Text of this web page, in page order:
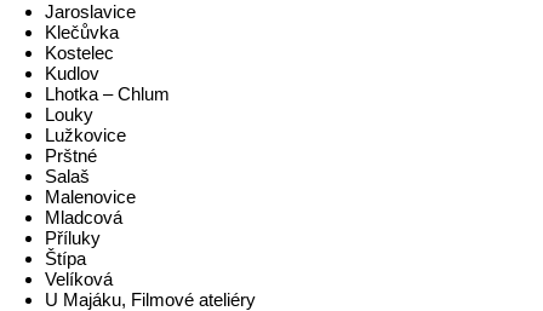
Jaroslavice
Klečůvka
Kostelec
Kudlov
Lhotka – Chlum
Louky
Lužkovice
Prštné
Salaš
Malenovice
Mladcová
Příluky
Štípa
Velíková
U Majáku, Filmové ateliéry